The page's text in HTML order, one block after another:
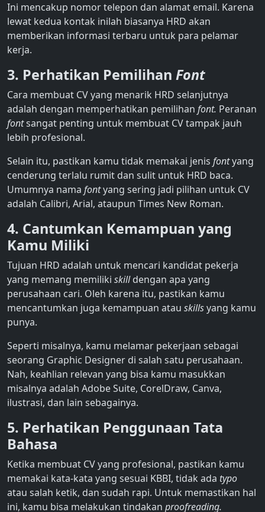
Ini mencakup nomor telepon dan alamat email. Karena
lewat kedua kontak inilah biasanya HRD akan
memberikan informasi terbaru untuk para pelamar
kerja.
3. Perhatikan Pemilihan Font
Cara membuat CVyang menarik HRD selanjutnya
adalah dengan memperhatikan pemilihan font. Peranan
fontsangat penting untuk membuat CV tampak jauh
lebih profesional.
Selain itu, pastikan kamu tidak memakai jenis fontyang
cenderung terlalu rumit dan sulit untuk HRD baca.
Umumnya nama fontyang sering jadi pilihan untuk CV
adalah Calibri, Arial, ataupun Times New Roman.
4. Cantumkan Kemampuan yang
Kamu Miliki
Tujuan HRD adalah untuk mencari kandidat pekerja
yang memang memiliki skilldengan apa yang
perusahaan cari. Oleh karena itu, pastikan kamu
mencantumkan juga kemampuan atau skillsyang kamu
punya.
Seperti misalnya, kamu melamar pekerjaan sebagai
seorang Graphic Designer di salah satu perusahaan.
Nah, keahlian relevan yang bisa kamu masukkan
misalnya adalah Adobe Suite, CorelDraw, Canva,
ilustrasi, dan lain sebagainya.
5. Perhatikan Penggunaan Tata
Bahasa
Ketika membuat CV yang profesional, pastikan kamu
memakai kata-kata yang sesuai KBBI, tidak ada typo
atau salah ketik, dan sudah rapi. Untuk memastikan hal
ini, kamu bisa melakukan tindakan proofreading.